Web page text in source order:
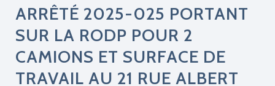
ARRÊTÉ 2025-025 PORTANT
SUR LA RODP POUR 2
CAMIONS ET SURFACE DE
TRAVAIL AU 21 RUE ALBERT